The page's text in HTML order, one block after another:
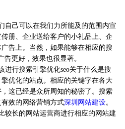
自己可以在我们力所能及的范围内宣
册、企业送给客户的小礼品上、企
告上。当然，如果能够在相应的搜
告更好，效果也很显著。
进行搜索引擎优化seo关于什么是搜
优化的站点。相应的关键字在各大
这已经是众所周知的秘密了。搜索
效的网络营销方式深圳网站建设。
较长的网站运营商进行相应的网站建